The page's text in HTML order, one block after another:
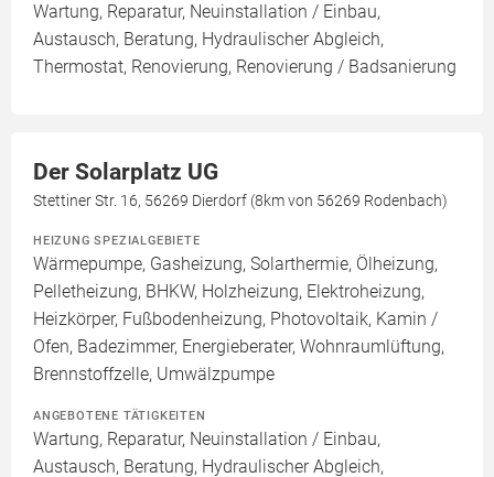
Wartung, Reparatur, Neuinstallation / Einbau,
Austausch, Beratung, Hydraulischer Abgleich,
Thermostat, Renovierung, Renovierung / Badsanierung
Der Solarplatz UG
Stettiner Str. 16, 56269 Dierdorf (8km von 56269 Rodenbach)
HEIZUNG SPEZIALGEBIETE
Wärmepumpe, Gasheizung, Solarthermie, Ölheizung,
Pelletheizung, BHKW, Holzheizung, Elektroheizung,
Heizkörper, Fußbodenheizung, Photovoltaik, Kamin /
Ofen, Badezimmer, Energieberater, Wohnraumlüftung,
Brennstoffzelle, Umwälzpumpe
ANGEBOTENE TÄTIGKEITEN
Wartung, Reparatur, Neuinstallation / Einbau,
Austausch, Beratung, Hydraulischer Abgleich,